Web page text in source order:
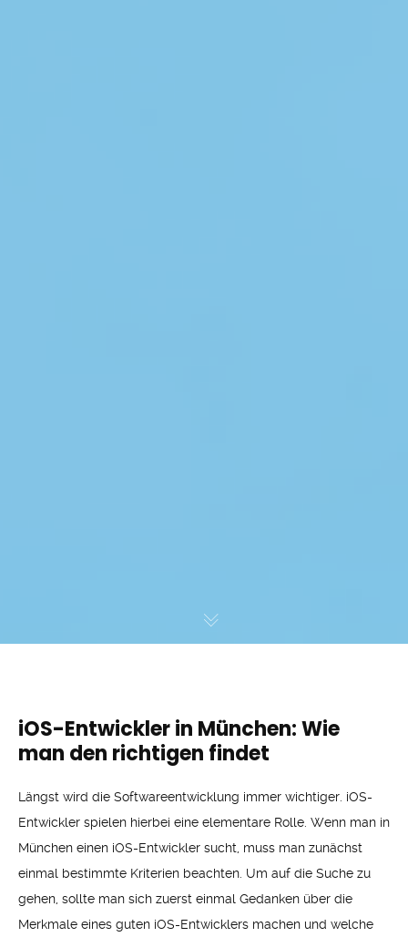
iOS-Entwickler in München: Wie
man den richtigen findet
Längst wird die Softwareentwicklung immer wichtiger. iOS-
Entwickler spielen hierbei eine elementare Rolle. Wenn man in
München einen iOS-Entwickler sucht, muss man zunächst
einmal bestimmte Kriterien beachten. Um auf die Suche zu
gehen, sollte man sich zuerst einmal Gedanken über die
Merkmale eines guten iOS-Entwicklers machen und welche